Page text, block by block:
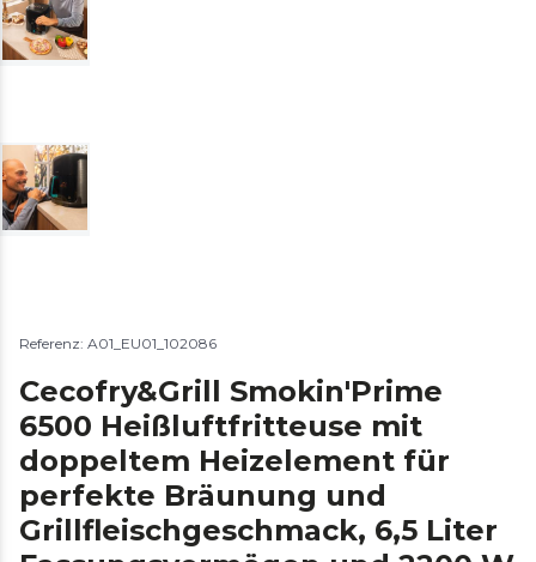
Referenz: A01_EU01_102086
Cecofry&Grill Smokin'Prime
6500 Heißluftfritteuse mit
doppeltem Heizelement für
perfekte Bräunung und
Grillfleischgeschmack, 6,5 Liter